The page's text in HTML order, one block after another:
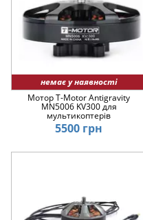
немає у наявності
Мотор T-Motor Antigravity
MN5006 KV300 для
мультикоптерів
5500 грн